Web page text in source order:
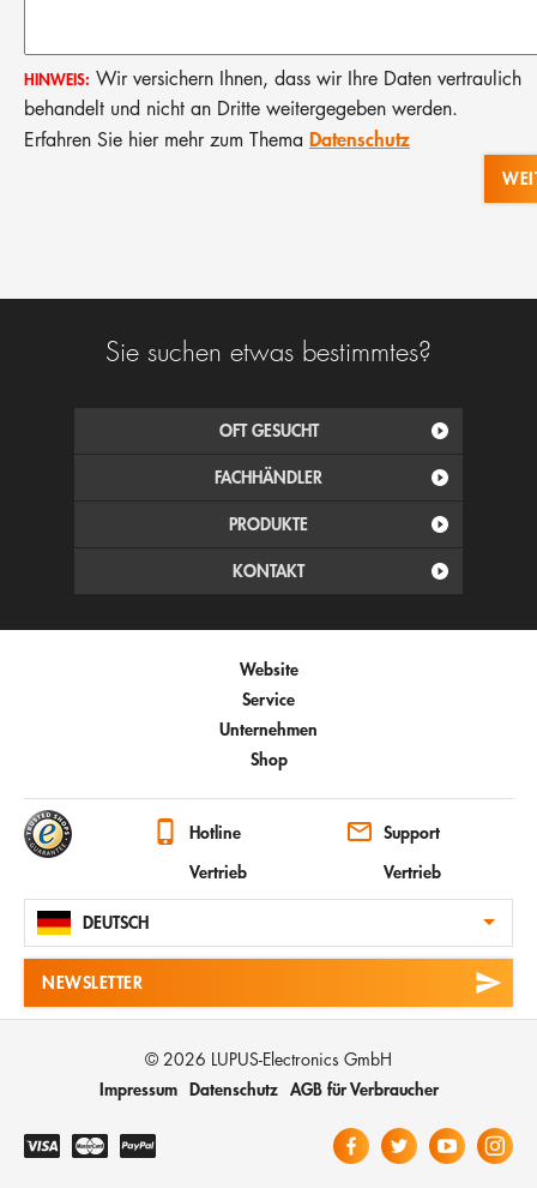
HINWEIS: Wir versichern Ihnen, dass wir Ihre Daten vertraulich
behandelt und nicht an Dritte weitergegeben werden.
Erfahren Sie hier mehr zum Thema Datenschutz
Sie suchen etwas bestimmtes?
OFT GESUCHT
FACHHÄNDLER
PRODUKTE
KONTAKT
Website
Service
Unternehmen
Shop
Hotline
Vertrieb
Support
Vertrieb
DEUTSCH
NEWSLETTER
© 2026 LUPUS-Electronics GmbH
Impressum Datenschutz AGB für Verbraucher